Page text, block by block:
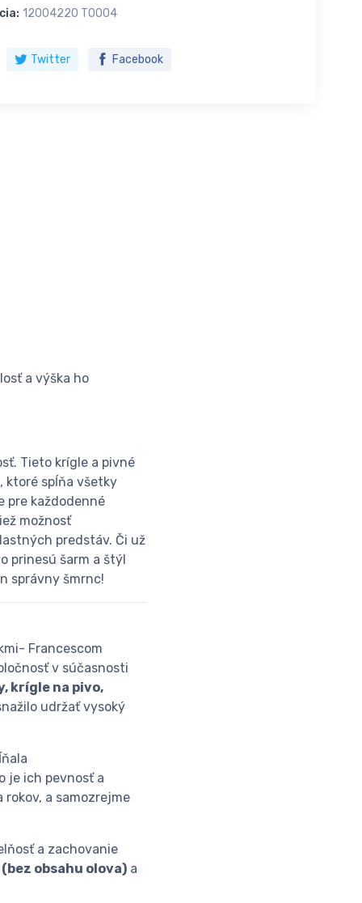
12004220 T0004
Twitter Facebook
a výška ho
Tieto krígle a pivné
ktoré spĺňa všetky
pre každodenné
možnosť
predstáv. Či už
prinesú šarm a štýl
správny šmrnc!
Francescom
v súčasnosti
krígle na pivo,
udržať vysoký
je ich pevnosť a
a samozrejme
a zachovanie
obsahu olova) a